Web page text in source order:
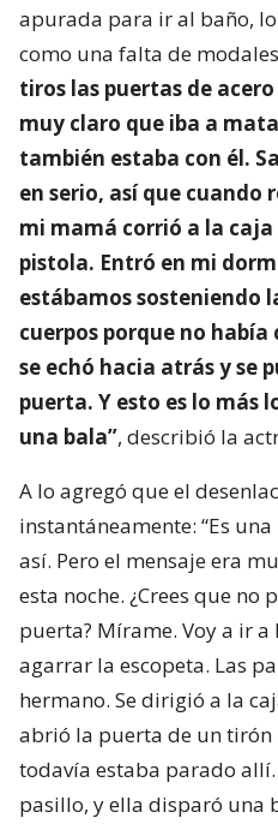
apurada para ir al baño,
como una falta de
tiros las puertas de
muy claro que iba a
también estaba con él.
en serio, así que cuando
mi mamá corrió a la
pistola. Entró en mi
estábamos sosteniendo
cuerpos porque no había
se echó hacia atrás y se
puerta. Y esto es lo más
una bala”, describió la
A lo agregó que el
instantáneamente: “Es
así. Pero el mensaje era
esta noche. ¿Crees que no
puerta? Mírame. Voy a ir a
agarrar la escopeta. Las
hermano. Se dirigió a la
abrió la puerta de un tirón
todavía estaba parado
pasillo, y ella disparó una